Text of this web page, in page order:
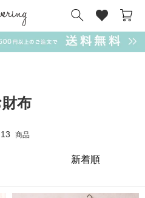
布
13 商品
サンリオ キーポーチ
SALE